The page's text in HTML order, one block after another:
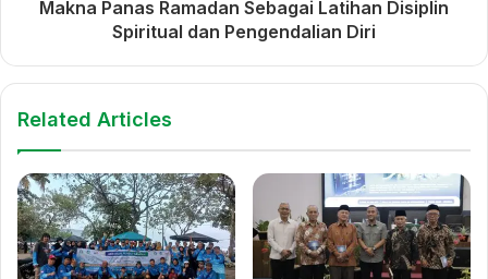
opsi terbaik untuk menapaki masa depan.*(FA)
Mahasiswa Kuasai Ilmu
Bangun Motivasi Kuliah,
Siswa SMA Muhammadiyah
Wanasari Lakukan
Kunjungan Edukatif ke UM
Makna Panas Ramadan Sebagai Latihan Disiplin
Spiritual dan Pengendalian Diri
Related Articles